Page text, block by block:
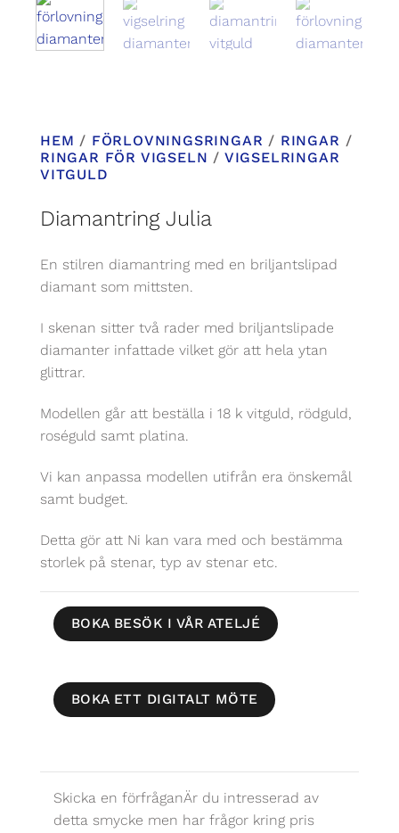
HEM / FÖRLOVNINGSRINGAR / RINGAR /
RINGAR FÖR VIGSELN / VIGSELRINGAR
VITGULD
Diamantring Julia
En stilren diamantring med en briljantslipad
diamant som mittsten.
I skenan sitter två rader med briljantslipade
diamanter infattade vilket gör att hela ytan
glittrar.
Modellen går att beställa i 18 k vitguld, rödguld,
roséguld samt platina.
Vi kan anpassa modellen utifrån era önskemål
samt budget.
Detta gör att Ni kan vara med och bestämma
storlek på stenar, typ av stenar etc.
BOKA BESÖK I VÅR ATELJÉ
BOKA ETT DIGITALT MÖTE
Skicka en förfråganÄr du intresserad av
detta smycke men har frågor kring pris